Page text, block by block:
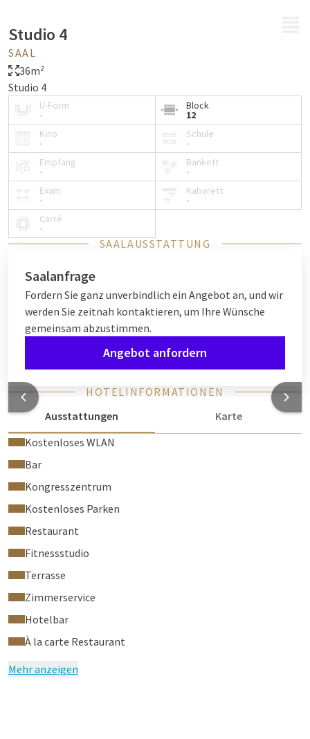
Studio 4
SAAL
36m²
Studio 4
U-Form
-
Block
12
Kino
-
Schule
-
Empfang
-
Bankett
-
Exam
-
Kabarett
-
Carré
-
SAALAUSSTATTUNG
Saalanfrage
Fordern Sie ganz unverbindlich ein Angebot an, und wir
werden Sie zeitnah kontaktieren, um Ihre Wünsche
gemeinsam abzustimmen.
Angebot anfordern
HOTELINFORMATIONEN
Ausstattungen
Karte
Kostenloses WLAN
Bar
Kongresszentrum
Kostenloses Parken
Restaurant
Fitnessstudio
Terrasse
Zimmerservice
Hotelbar
À la carte Restaurant
Mehr anzeigen